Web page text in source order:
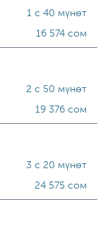
1 с 40 мүнөт
16 574 сом
2 с 50 мүнөт
19 376 сом
3 с 20 мүнөт
24 575 сом